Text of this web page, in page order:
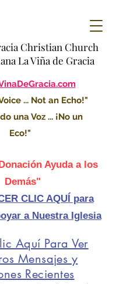
Christian Church
La Viña de Gracia
... Not an Echo!"
una Voz ... ¡No un
Eco!"
Ayuda a los
Demás"
CLIC AQUÍ para
a Nuestra Iglesia
Aquí Para Ver
Mensajes y
Recientes